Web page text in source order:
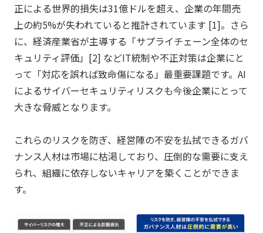
正による世界的損失は31億ドルを超え、企業の年間売
上の約5%が失われていると推計されています [1]。さら
に、経済産業省が主導する「サプライチェーン全体のセ
キュリティ評価」[2] などIT統制や不正対策は企業にと
って「対応を誤れば致命傷になる」最重要課題です。AI
によるサイバーセキュリティリスクも今後企業にとって
大きな脅威となります。
これらのリスクを防ぎ、経営陣の不安を払拭できるガバ
ナンス人材は市場に枯渇しており、圧倒的な需要に支え
られ、組織に依存しないキャリアを築くことができま
す。